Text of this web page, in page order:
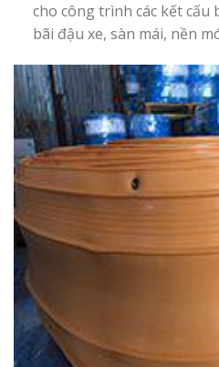
cho công trình các kết cấu
bãi đậu xe, sàn mái, nền